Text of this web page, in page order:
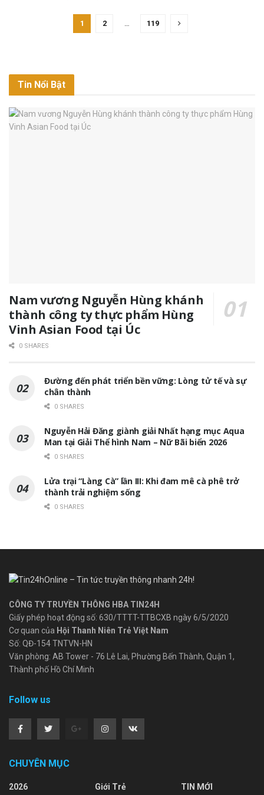
1 2 … 119
Tin Nổi Bật
Nam vương Nguyễn Hùng khánh
thành công ty thực phẩm Hùng
Vinh Asian Food tại Úc
0 SHARES
Đường đến phát triển bền vững: Lòng tử tế và sự
chân thành
0 SHARES
Nguyễn Hải Đăng giành giải Nhất hạng mục Aqua
Man tại Giải Thể hình Nam – Nữ Bãi biển 2026
0 SHARES
Lửa trại “Làng Cà” lần III: Khi đam mê cà phê trở
thành trải nghiệm sống
0 SHARES
CÔNG TY TRUYỀN THÔNG HBA TIN24H
Giấy phép hoạt động số: 630/TTTT-TTBCXB ngày 6/5/2020
Cơ quan của Hội Thanh Niên Trẻ Việt Nam
Số: QĐ-154 TNTVN-HN
Văn phòng: AB Tower - 76 Lê Lai, Phường Bến Thành, Quận 1,
Thành phố Hồ Chí Minh
Follow us
CHUYÊN MỤC
2026 Giới Trẻ TIN MỚI